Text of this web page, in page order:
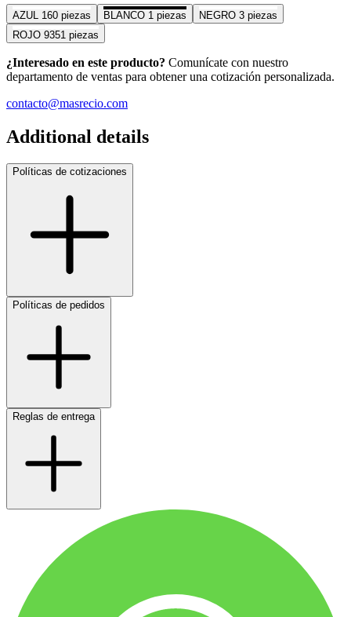
AZUL 160 piezas BLANCO 1 piezas NEGRO 3 piezas
ROJO 9351 piezas
¿Interesado en este producto? Comunícate con nuestro
departamento de ventas para obtener una cotización personalizada.
contacto@masrecio.com
Additional details
Políticas de cotizaciones
Políticas de pedidos
Reglas de entrega